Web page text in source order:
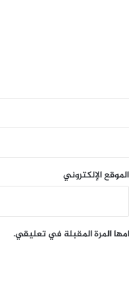
الموقع الإلكتروني
المرة المقبلة في تعليقي.